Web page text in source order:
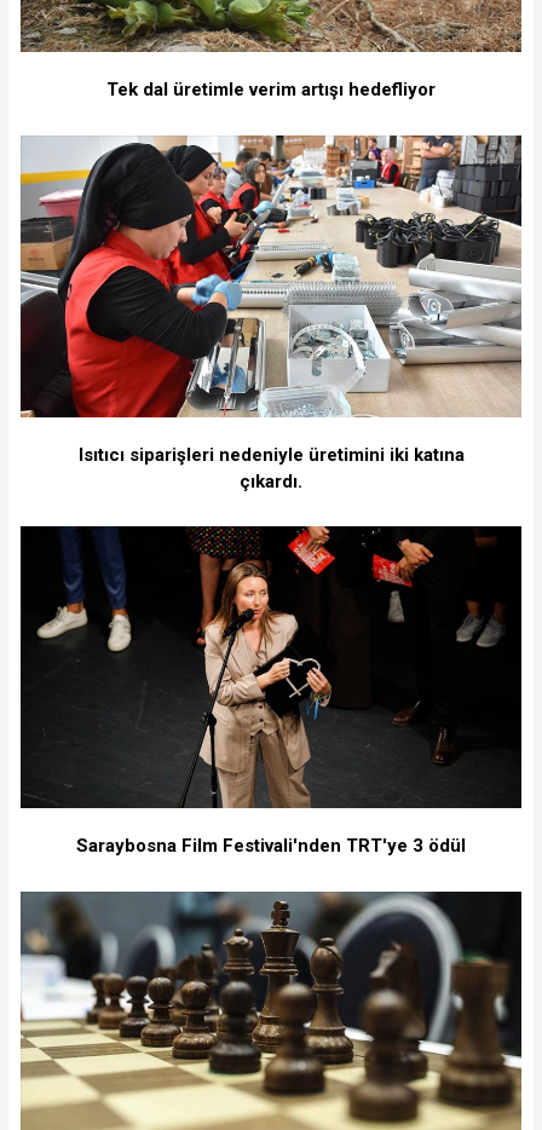
Tek dal üretimle verim artışı hedefliyor
Isıtıcı siparişleri nedeniyle üretimini iki katına
çıkardı.
Saraybosna Film Festivali'nden TRT'ye 3 ödül